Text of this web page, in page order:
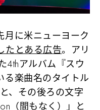
に米ニューヨーク
たとある広告。アリ
4thアルバム『スウ
る楽曲名のタイトル
、その後ろの文字
（間もなく）」と